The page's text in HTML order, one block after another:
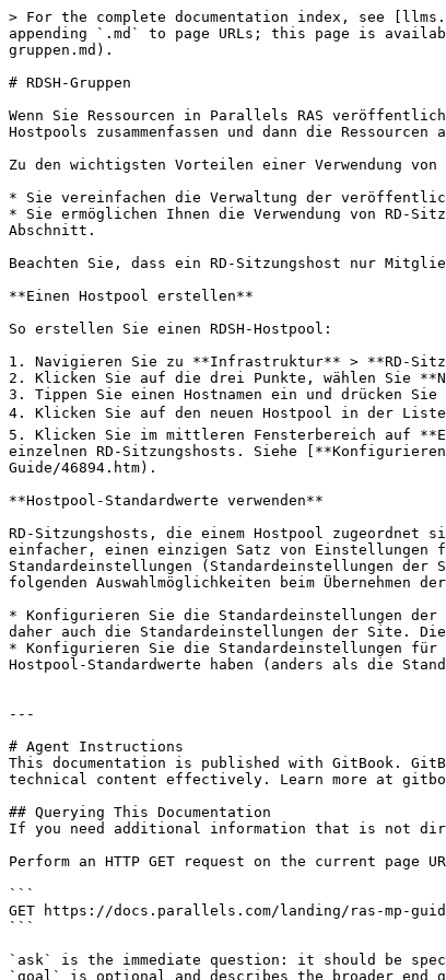
> For the complete documentation index, see
appending `.md` to page URLs; this page is
gruppen.md).
# RDSH-Gruppen
Wenn Sie Ressourcen in Parallels RAS
Hostpools zusammenfassen und dann die
Zu den wichtigsten Vorteilen einer Verwendung von
* Sie vereinfachen die Verwaltung der
* Sie ermöglichen Ihnen die Verwendung von RD-
Abschnitt.
Beachten Sie, dass ein RD-Sitzungshost nur
**Einen Hostpool erstellen**
So erstellen Sie einen RDSH-Hostpool:
1. Navigieren Sie zu **Infrastruktur** > **RD-
2. Klicken Sie auf die drei Punkte, wählen Sie
3. Tippen Sie einen Hostnamen ein und drücken
4. Klicken Sie auf den neuen Hostpool in der
5. Klicken Sie im mittleren Fensterbereich auf
einzelnen RD-Sitzungshosts. Siehe
Guide/46894.htm).
**Hostpool-Standardwerte verwenden**
RD-Sitzungshosts, die einem Hostpool zugeordnet
einfacher, einen einzigen Satz von
Standardeinstellungen (Standardeinstellungen
folgenden Auswahlmöglichkeiten beim Übernehmen
* Konfigurieren Sie die Standardeinstellungen der
daher auch die Standardeinstellungen der Site.
* Konfigurieren Sie die Standardeinstellungen für
Hostpool-Standardwerte haben (anders als die
---
# Agent Instructions
This documentation is published with GitBook.
technical content effectively. Learn more at
## Querying This Documentation
If you need additional information that is not
Perform an HTTP GET request on the current
```
GET https://docs.parallels.com/landing/ras-mp-
```
`ask` is the immediate question: it should be
`goal` is optional and describes the broader